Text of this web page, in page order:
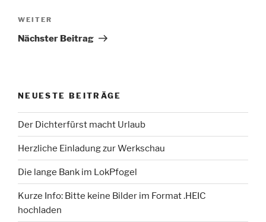
Nächster
Beitrag
WEITER
Nächster Beitrag
NEUESTE BEITRÄGE
Der Dichterfürst macht Urlaub
Herzliche Einladung zur Werkschau
Die lange Bank im LokPfogel
Kurze Info: Bitte keine Bilder im Format .HEIC
hochladen